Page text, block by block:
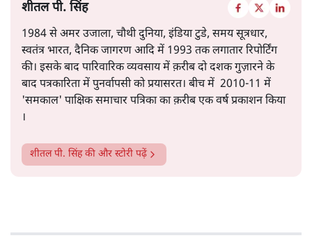
सत्य हिन्दी ऐपडाउनलोडकरें
की। इसके बाद पारिवारिक व्यवसाय में क़रीब दो दशक गुज़ारने के